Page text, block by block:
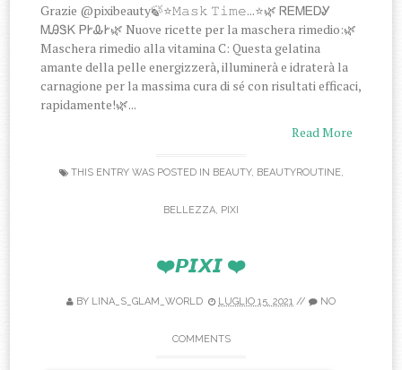
Grazie @pixibeauty🍃⭐️𝙼𝚊𝚜𝚔 𝚃𝚒𝚖𝚎...⭐️🌿 ᏒᎬᎷᎬᎠᎽ
ᎷᎯᏕᏦ ᏢᎨᎲᎨ🌿 Nuove ricette per la maschera rimedio:🌿
Maschera rimedio alla vitamina C: Questa gelatina
amante della pelle energizzerà, illuminerà e idraterà la
carnagione per la massima cura di sé con risultati efficaci,
rapidamente!🌿...
Read More
THIS ENTRY WAS POSTED IN BEAUTY, BEAUTYROUTINE,
BELLEZZA, PIXI
❤️𝙋𝙄𝙓𝙄 ❤️
BY LINA_S_GLAM_WORLD LUGLIO 15, 2021 // NO
COMMENTS